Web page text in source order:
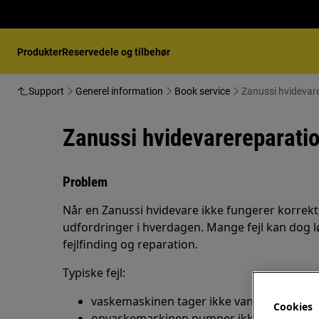
ProdukterReservedele og tilbehør
Support Generel information Book service Zanussi
Zanussi
Problem
Når en Zanussi hvidevare ikke fungerer
udfordringer i hverdagen. Mange fejl kan dog
fejlfinding og reparation.
Typiske fejl:
vaskemaskinen tager ikke vand indCookies